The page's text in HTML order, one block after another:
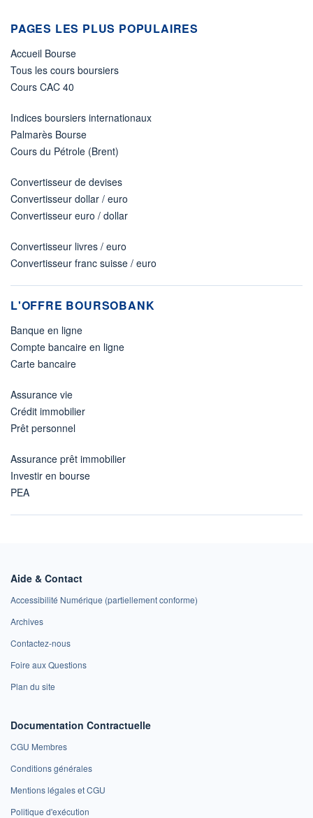
ÉLIGIBILITÉ
Boursobank
PAGES LES PLUS POPULAIRES
Accueil Bourse
Tous les cours boursiers
Cours CAC 40
Indices boursiers internationaux
Palmarès Bourse
Cours du Pétrole (Brent)
Convertisseur de devises
Convertisseur dollar / euro
Convertisseur euro / dollar
Convertisseur livres / euro
Convertisseur franc suisse / euro
L'OFFRE BOURSOBANK
Banque en ligne
Compte bancaire en ligne
Carte bancaire
Assurance vie
Crédit immobilier
Prêt personnel
Assurance prêt immobilier
Investir en bourse
PEA
Aide & Contact
Accessibilité Numérique (partiellement conforme)
Archives
Contactez-nous
Foire aux Questions
Plan du site
Documentation Contractuelle
CGU Membres
Conditions générales
Mentions légales et CGU
Politique d'exécution